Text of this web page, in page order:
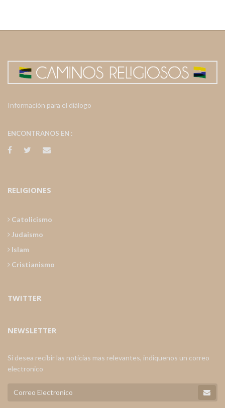
Información para el diálogo
ENCONTRANOS EN :
RELIGIONES
Catolicismo
Judaismo
Islam
Cristianismo
TWITTER
NEWSLETTER
Si desea recibir las noticias mas relevantes, indiquenos un correo
electronico